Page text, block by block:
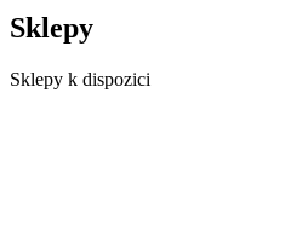
Sklepy
Sklepy k dispozici